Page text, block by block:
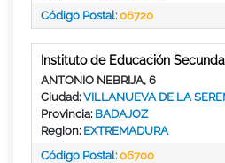
Código Postal:06720
Instituto de Educación
ANTONIO NEBRIJA, 6
Ciudad:VILLANUEVA DE LA
Provincia: BADAJOZ
Region: EXTREMADURA
Código Postal:06700